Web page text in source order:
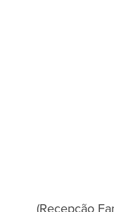
(Recepção